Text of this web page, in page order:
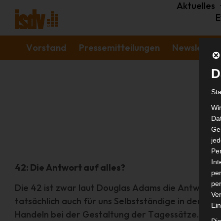
Aktuelles
Vorstand Pressemitteilungen Newsletter
42: Die Antwort auf alles?
Die 42 ist zwar laut Douglas Adams die Antwort
tatsächlich auch für uns Selbstständige in der
Handeln bei der Gestaltung der Tagessätze.